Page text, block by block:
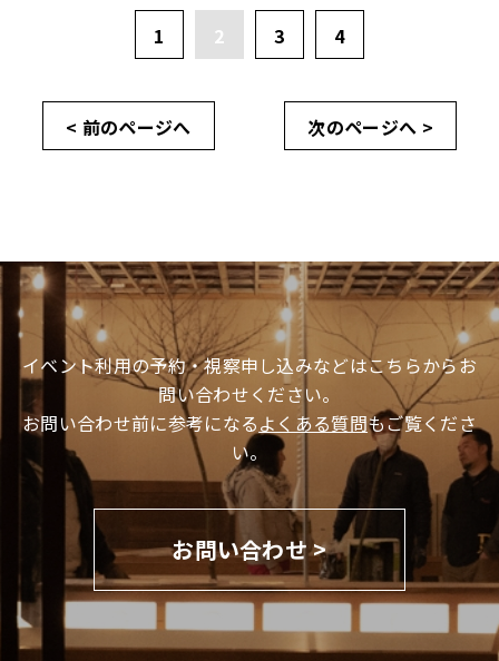
1 2 3 4
< 前のページへ 次のページへ >
イベント利用の予約・視察申し込みなどはこちらからお
問い合わせください。
お問い合わせ前に参考になるよくある質問もご覧くださ
い。
お問い合わせ >